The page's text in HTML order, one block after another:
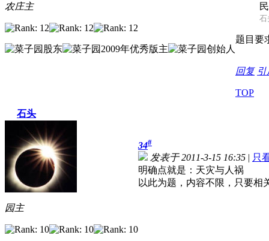
农庄主
石
题目要
回复
TOP
石头
园主
34#
发表于 2011-3-15 16:35 | 只
明确点就是：天灾与人祸
以此为题，内容不限，只要相